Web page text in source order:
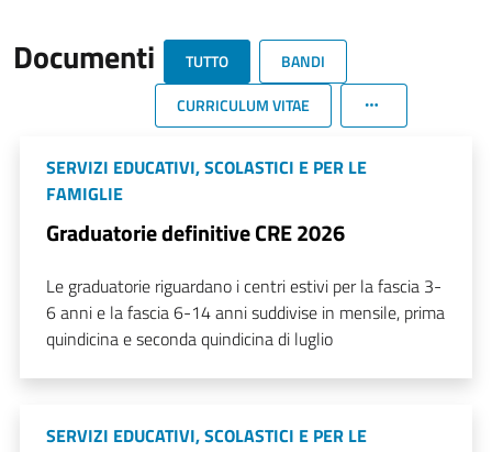
Documenti TUTTO
BANDI
CURRICULUM VITAE
SERVIZI EDUCATIVI, SCOLASTICI E PER LE
FAMIGLIE
Graduatorie definitive CRE 2026
Le graduatorie riguardano i centri estivi per la fascia 3-
6 anni e la fascia 6-14 anni suddivise in mensile, prima
quindicina e seconda quindicina di luglio
SERVIZI EDUCATIVI, SCOLASTICI E PER LE